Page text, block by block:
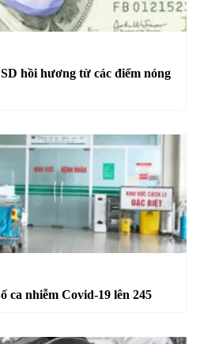
hồi hương từ các điểm nóng
ca nhiễm Covid-19 lên 245